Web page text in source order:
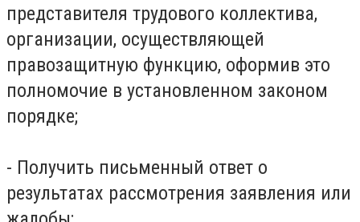
представителя трудового коллектива,
организации, осуществляющей
правозащитную функцию, оформив это
полномочие в установленном законом
порядке;
- Получить письменный ответ о
результатах рассмотрения заявления или